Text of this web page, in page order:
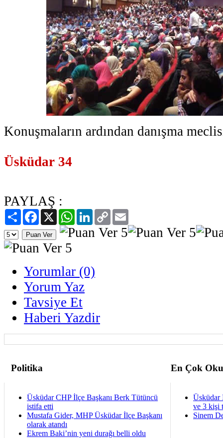
Konuşmaların ardından danışma
Üsküdar 34
PAYLAŞ :
PaylaşFacebook
X WhatsAppLinkedIn
Copy
Link
Yorumlar (0)
Yorum Yaz
Tavsiye Et
Haberi Yazdir
Politika En Çok
Üsküdar CHP İlçe Başkanı Berk Tütüncü
istifa etti
Mustafa Gider, MHP Üsküdar İlçe Başkanı
olarak atandı
Ekrem Baki’nin yeni durağı belli oldu
Üsküdar
ve 3 kişi
Sinem